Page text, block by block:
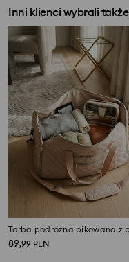
Inni klienci wybrali także
89,99 PLN